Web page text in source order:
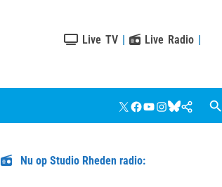
Live TV | Live Radio |
X Facebook
YouTube
Instagram
Bluesky
Google
Nieuws
Nu op Studio Rheden radio: